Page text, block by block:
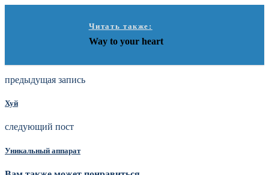
Читать также:
Way to your heart
предыдущая запись
Хуй
следующий пост
Уникальный аппарат